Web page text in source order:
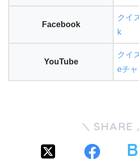
Facebook
クイ
k
YouTube
クイ
eチ
SHARE